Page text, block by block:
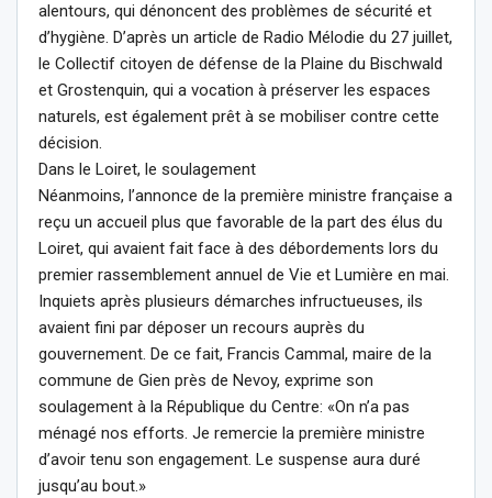
alentours, qui dénoncent des problèmes de sécurité et
d’hygiène. D’après un article de Radio Mélodie du 27 juillet,
le Collectif citoyen de défense de la Plaine du Bischwald
et Grostenquin, qui a vocation à préserver les espaces
naturels, est également prêt à se mobiliser contre cette
décision.
Dans le Loiret, le soulagement
Néanmoins, l’annonce de la première ministre française a
reçu un accueil plus que favorable de la part des élus du
Loiret, qui avaient fait face à des débordements lors du
premier rassemblement annuel de Vie et Lumière en mai.
Inquiets après plusieurs démarches infructueuses, ils
avaient fini par déposer un recours auprès du
gouvernement. De ce fait, Francis Cammal, maire de la
commune de Gien près de Nevoy, exprime son
soulagement à la République du Centre: «On n’a pas
ménagé nos efforts. Je remercie la première ministre
d’avoir tenu son engagement. Le suspense aura duré
jusqu’au bout.»